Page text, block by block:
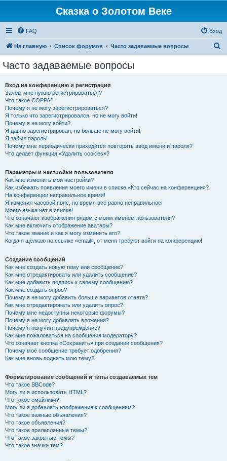
Сказка о Золотом Веке
FAQ Вход
На главную Список форумов Часто задаваемые вопросы
Часто задаваемые вопросы
Вход на конференцию и регистрация
Зачем мне нужно регистрироваться?
Что такое COPPA?
Почему я не могу зарегистрироваться?
Я только что зарегистрировался, но не могу войти!
Почему я не могу войти?
Я давно зарегистрирован, но больше не могу войти!
Я забыл пароль!
Почему мне периодически приходится повторять ввод имени и пароля?
Что делает функция «Удалить cookies»?
Параметры и настройки пользователя
Как мне изменить мои настройки?
Как избежать появления моего имени в списке «Кто сейчас на конференции»?
На конференции неправильное время!
Я изменил часовой пояс, но время всё равно неправильное!
Моего языка нет в списке!
Что означают изображения рядом с моим именем пользователя?
Как мне включить отображение аватары?
Что такое звание и как я могу изменить его?
Когда я щёлкаю по ссылке «email», от меня требуют войти на конференцию!
Создание сообщений
Как мне создать новую тему или сообщение?
Как мне отредактировать или удалить сообщение?
Как мне добавить подпись к своему сообщению?
Как мне создать опрос?
Почему я не могу добавить больше вариантов ответа?
Как мне отредактировать или удалить опрос?
Почему мне недоступны некоторые форумы?
Почему я не могу добавлять вложения?
Почему я получил предупреждение?
Как мне пожаловаться на сообщения модератору?
Что означает кнопка «Сохранить» при создании сообщения?
Почему моё сообщение требует одобрения?
Как мне вновь поднять мою тему?
Форматирование сообщений и типы создаваемых тем
Что такое BBCode?
Могу ли я использовать HTML?
Что такое смайлики?
Могу ли я добавлять изображения к сообщениям?
Что такое важные объявления?
Что такое объявления?
Что такое прилепленные темы?
Что такое закрытые темы?
Что такое значки тем?